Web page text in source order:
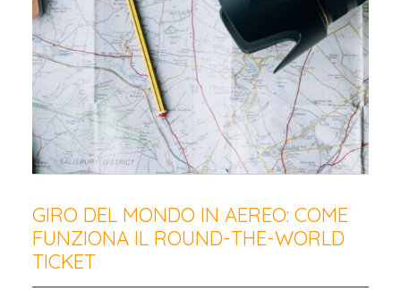
GIRO DEL MONDO IN AEREO: COME
FUNZIONA IL ROUND-THE-WORLD
TICKET